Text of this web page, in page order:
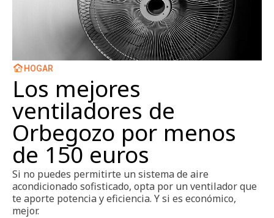
HOGAR
Los mejores
ventiladores de
Orbegozo por menos
de 150 euros
Si no puedes permitirte un sistema de aire
acondicionado sofisticado, opta por un ventilador que
te aporte potencia y eficiencia. Y si es económico,
mejor.